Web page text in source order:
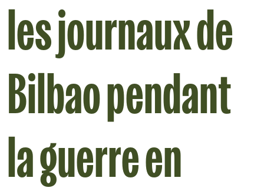
les journaux de
Bilbao pendant
la guerre en